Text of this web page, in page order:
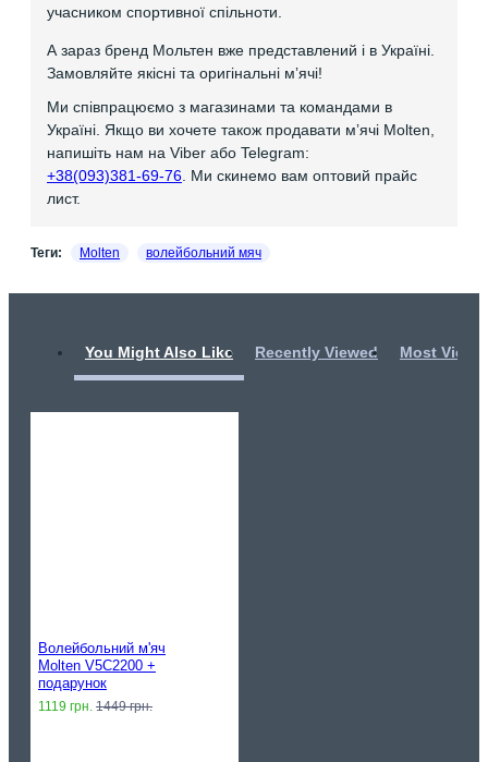
учасником спортивної спільноти.
А зараз бренд Мольтен вже представлений і в Україні.
Замовляйте якісні та оригінальні мʼячі!
Ми співпрацюємо з магазинами та командами в
Україні. Якщо ви хочете також продавати мʼячі Molten,
напишіть нам на Viber або Telegram:
+38(093)381-69-76. Ми скинемо вам оптовий прайс
лист.
Теги: Molten волейбольний мяч
You Might Also Like Recently Viewed Most
Волейбольний м'яч
Molten V5C2200 +
подарунок
1119 грн. 1449 грн.